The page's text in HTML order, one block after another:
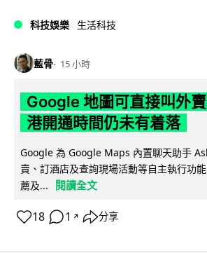
科技娛樂 生活科技
藍骨 15 小時
Google 地圖可直接叫外
港開通時間仍未有着落
Google 為 Google Maps 內置聊天助手
賣、訂酒店及查詢現場活動等自主執行功
薦及...
閱讀全文
18 1 ↗ 分享